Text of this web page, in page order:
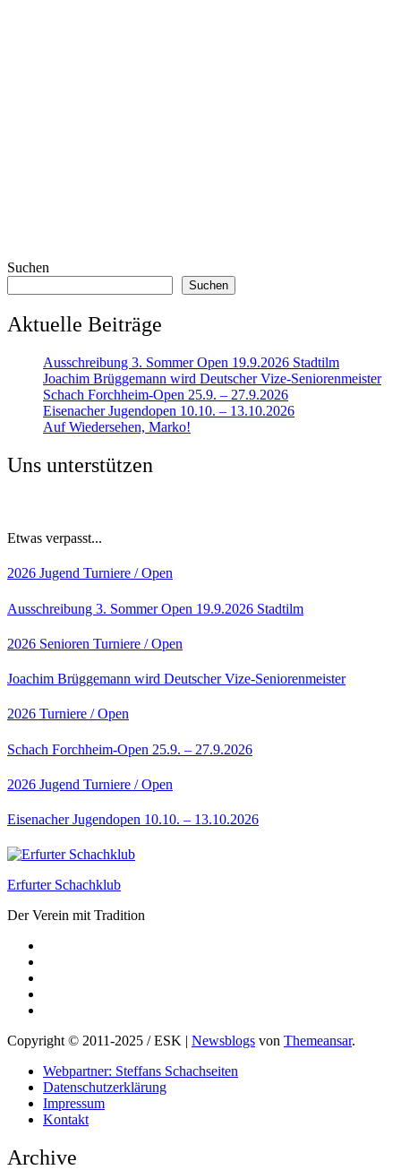
Suchen
Suchen
Aktuelle Beiträge
Ausschreibung 3. Sommer Open 19.9.2026 Stadtilm
Joachim Brüggemann wird Deutscher Vize-Seniorenmeister
Schach Forchheim-Open 25.9. – 27.9.2026
Eisenacher Jugendopen 10.10. – 13.10.2026
Auf Wiedersehen, Marko!
Uns unterstützen
Etwas verpasst...
2026 Jugend Turniere / Open
Ausschreibung 3. Sommer Open 19.9.2026 Stadtilm
2026 Senioren Turniere / Open
Joachim Brüggemann wird Deutscher Vize-Seniorenmeister
2026 Turniere / Open
Schach Forchheim-Open 25.9. – 27.9.2026
2026 Jugend Turniere / Open
Eisenacher Jugendopen 10.10. – 13.10.2026
Erfurter Schachklub
Der Verein mit Tradition
Copyright © 2011-2025 / ESK Newsblogs von Themeansar.
Webpartner: Steffans Schachseiten
Datenschutzerklärung
Impressum
Kontakt
Archive